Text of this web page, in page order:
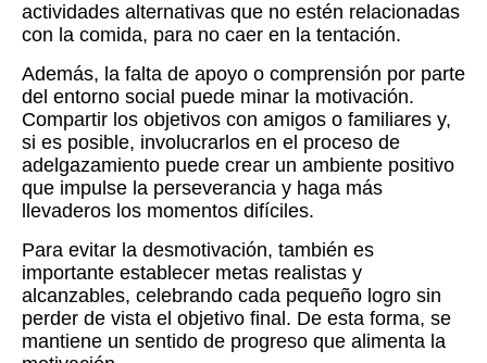
actividades alternativas que no estén relacionadas
con la comida, para no caer en la tentación.
Además, la falta de apoyo o comprensión por parte
del entorno social puede minar la motivación.
Compartir los objetivos con amigos o familiares y,
si es posible, involucrarlos en el proceso de
adelgazamiento puede crear un ambiente positivo
que impulse la perseverancia y haga más
llevaderos los momentos difíciles.
Para evitar la desmotivación, también es
importante establecer metas realistas y
alcanzables, celebrando cada pequeño logro sin
perder de vista el objetivo final. De esta forma, se
mantiene un sentido de progreso que alimenta la